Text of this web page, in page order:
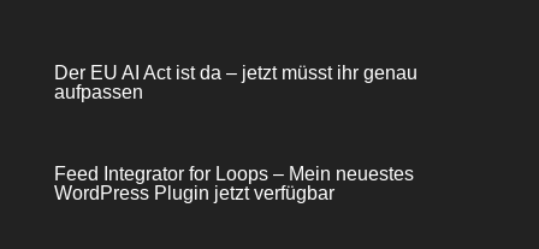
Der EU AI Act ist da – jetzt müsst ihr genau
aufpassen
Feed Integrator for Loops – Mein neuestes
WordPress Plugin jetzt verfügbar